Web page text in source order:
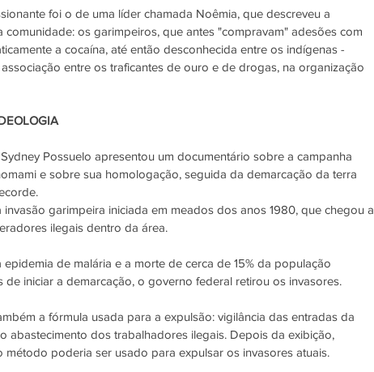
foi o de uma líder chamada Noêmia, que descreveu a
comunidade: os garimpeiros, que antes "compravam" adesões com
a cocaína, até então desconhecida entre os indígenas -
entre os traficantes de ouro e de drogas, na organização
Possuelo apresentou um documentário sobre a campanha
e sobre sua homologação, seguida da demarcação da terra
garimpeira iniciada em meados dos anos 1980, que chegou a
ilegais dentro da área.
de malária e a morte de cerca de 15% da população
de iniciar a demarcação, o governo federal retirou os invasores.
a fórmula usada para a expulsão: vigilância das entradas da
abastecimento dos trabalhadores ilegais. Depois da exibição,
método poderia ser usado para expulsar os invasores atuais.